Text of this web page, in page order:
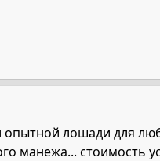
лошади для
манежа... стоимость